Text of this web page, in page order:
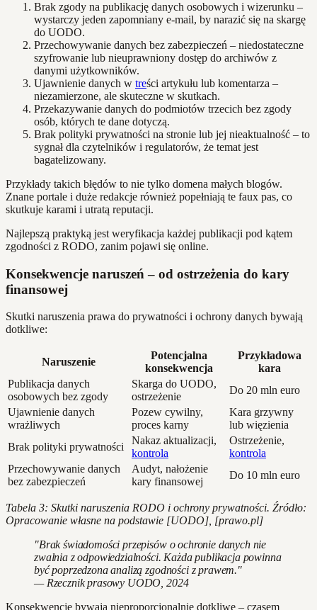
Brak zgody na publikację danych osobowych i wizerunku –
wystarczy jeden zapomniany e-mail, by narazić się na skargę
do UODO.
Przechowywanie danych bez zabezpieczeń – niedostateczne
szyfrowanie lub nieuprawniony dostęp do archiwów z
danymi użytkowników.
Ujawnienie danych w treści artykułu lub komentarza –
niezamierzone, ale skuteczne w skutkach.
Przekazywanie danych do podmiotów trzecich bez zgody
osób, których te dane dotyczą.
Brak polityki prywatności na stronie lub jej nieaktualność – to
sygnał dla czytelników i regulatorów, że temat jest
bagatelizowany.
Przykłady takich błędów to nie tylko domena małych blogów.
Znane portale i duże redakcje również popełniają te faux pas, co
skutkuje karami i utratą reputacji.
Najlepszą praktyką jest weryfikacja każdej publikacji pod kątem
zgodności z RODO, zanim pojawi się online.
Konsekwencje naruszeń – od ostrzeżenia do kary
finansowej
Skutki naruszenia prawa do prywatności i ochrony danych bywają
dotkliwe:
Naruszenie
Potencjalna
konsekwencja
Przykładowa
kara
Publikacja danych
osobowych bez zgody
Skarga do UODO,
ostrzeżenie
Do 20 mln euro
Ujawnienie danych
wrażliwych
Pozew cywilny,
proces karny
Kara grzywny
lub więzienia
Brak polityki prywatności
Nakaz aktualizacji,
kontrola
Ostrzeżenie,
kontrola
Przechowywanie danych
bez zabezpieczeń
Audyt, nałożenie
kary finansowej
Do 10 mln euro
Tabela 3: Skutki naruszenia RODO i ochrony prywatności. Źródło:
Opracowanie własne na podstawie [UODO], [prawo.pl]
"Brak świadomości przepisów o ochronie danych nie
zwalnia z odpowiedzialności. Każda publikacja powinna
być poprzedzona analizą zgodności z prawem."
— Rzecznik prasowy UODO, 2024
Konsekwencje bywają nieproporcjonalnie dotkliwe – czasem